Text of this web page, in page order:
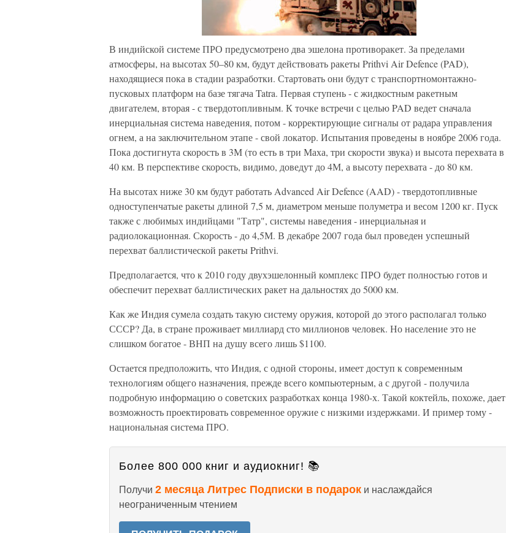
В индийской системе ПРО предусмотрено два эшелона противоракет. За пределами
атмосферы, на высотах 50–80 км, будут действовать ракеты Prithvi Air Defence (PAD),
находящиеся пока в стадии разработки. Стартовать они будут с транспортномонтажно-
пусковых платформ на базе тягача Tatra. Первая ступень - с жидкостным ракетным
двигателем, вторая - с твердотопливным. К точке встречи с целью PAD ведет сначала
инерциальная система наведения, потом - корректирующие сигналы от радара управления
огнем, а на заключительном этапе - свой локатор. Испытания проведены в ноябре 2006 года.
Пока достигнута скорость в 3М (то есть в три Маха, три скорости звука) и высота перехвата в
40 км. В перспективе скорость, видимо, доведут до 4М, а высоту перехвата - до 80 км.
На высотах ниже 30 км будут работать Advanced Air Defence (AAD) - твердотопливные
одноступенчатые ракеты длиной 7,5 м, диаметром меньше полуметра и весом 1200 кг. Пуск
также с любимых индийцами "Татр", системы наведения - инерциальная и
радиолокационная. Скорость - до 4,5М. В декабре 2007 года был проведен успешный
перехват баллистической ракеты Prithvi.
Предполагается, что к 2010 году двухэшелонный комплекс ПРО будет полностью готов и
обеспечит перехват баллистических ракет на дальностях до 5000 км.
Как же Индия сумела создать такую систему оружия, которой до этого располагал только
СССР? Да, в стране проживает миллиард сто миллионов человек. Но население это не
слишком богатое - ВНП на душу всего лишь $1100.
Остается предположить, что Индия, с одной стороны, имеет доступ к современным
технологиям общего назначения, прежде всего компьютерным, а с другой - получила
подробную информацию о советских разработках конца 1980-х. Такой коктейль, похоже, дает
возможность проектировать современное оружие с низкими издержками. И пример тому -
национальная система ПРО.
Более 800 000 книг и аудиокниг! 📚
Получи 2 месяца Литрес Подписки в подарок и наслаждайся
неограниченным чтением